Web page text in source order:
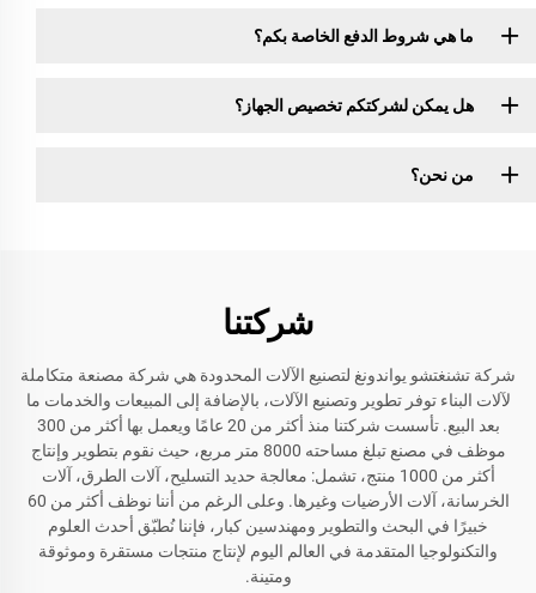
ما هي شروط الدفع الخاصة بكم؟
هل يمكن لشركتكم تخصيص الجهاز؟
من نحن؟
شركتنا
شركة تشنغتشو يواندونغ لتصنيع الآلات المحدودة هي شركة مصنعة متكاملة
لآلات البناء توفر تطوير وتصنيع الآلات، بالإضافة إلى المبيعات والخدمات ما
بعد البيع. تأسست شركتنا منذ أكثر من 20 عامًا ويعمل بها أكثر من 300
موظف في مصنع تبلغ مساحته 8000 متر مربع، حيث نقوم بتطوير وإنتاج
أكثر من 1000 منتج، تشمل: معالجة حديد التسليح، آلات الطرق، آلات
الخرسانة، آلات الأرضيات وغيرها. وعلى الرغم من أننا نوظف أكثر من 60
خبيرًا في البحث والتطوير ومهندسين كبار، فإننا نُطبّق أحدث العلوم
والتكنولوجيا المتقدمة في العالم اليوم لإنتاج منتجات مستقرة وموثوقة
ومتينة.